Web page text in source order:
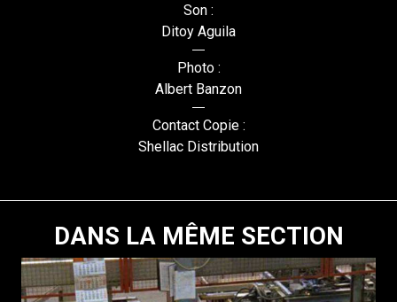
Son :
Ditoy Aguila
Photo :
Albert Banzon
Contact Copie :
Shellac Distribution
DANS LA MÊME SECTION